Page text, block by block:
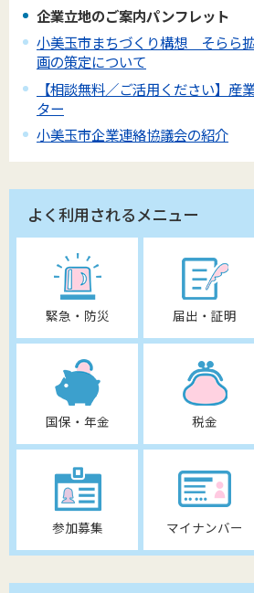
企業立地のご案内パンフレット
小美玉市まちづくり構想 そらら
画の策定について
【相談無料／ご活用ください】産
ター
小美玉市企業連絡協議会の紹介
よく利用されるメニュー
緊急・防災 届出・証明
国保・年金 税金
参加募集 マイナンバー